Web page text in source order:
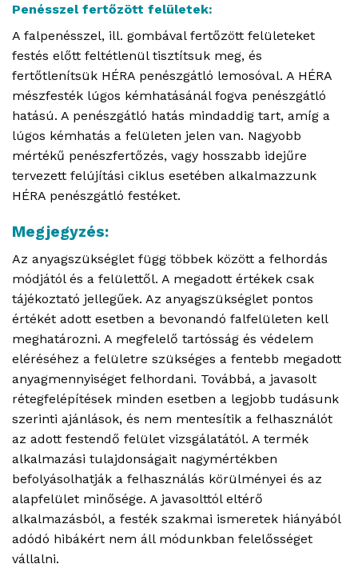
Penésszel fertőzött felületek:
A falpenésszel, ill. gombával fertőzött felületeket
festés előtt feltétlenül tisztítsuk meg, és
fertőtlenítsük HÉRA penészgátló lemosóval. A HÉRA
mészfesték lúgos kémhatásánál fogva penészgátló
hatású. A penészgátló hatás mindaddig tart, amíg a
lúgos kémhatás a felületen jelen van. Nagyobb
mértékű penészfertőzés, vagy hosszabb idejűre
tervezett felújítási ciklus esetében alkalmazzunk
HÉRA penészgátló festéket.
Megjegyzés:
Az anyagszükséglet függ többek között a felhordás
módjától és a felülettől. A megadott értékek csak
tájékoztató jellegűek. Az anyagszükséglet pontos
értékét adott esetben a bevonandó falfelületen kell
meghatározni. A megfelelő tartósság és védelem
eléréséhez a felületre szükséges a fentebb megadott
anyagmennyiséget felhordani. Továbbá, a javasolt
rétegfelépítések minden esetben a legjobb tudásunk
szerinti ajánlások, és nem mentesítik a felhasználót
az adott festendő felület vizsgálatától. A termék
alkalmazási tulajdonságait nagymértékben
befolyásolhatják a felhasználás körülményei és az
alapfelület minősége. A javasolttól eltérő
alkalmazásból, a festék szakmai ismeretek hiányából
adódó hibákért nem áll módunkban felelősséget
vállalni.